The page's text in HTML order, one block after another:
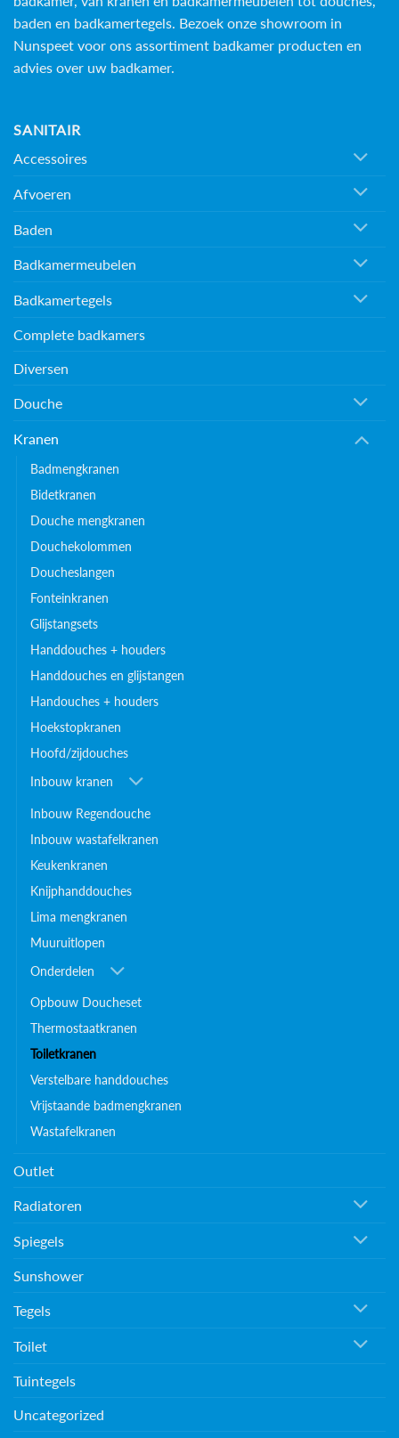
baden en badkamertegels. Bezoek onze showroom in
Nunspeet voor ons assortiment badkamer producten en
advies over uw badkamer.
SANITAIR
Accessoires
Afvoeren
Baden
Badkamermeubelen
Badkamertegels
Complete badkamers
Diversen
Douche
Kranen
Badmengkranen
Bidetkranen
Douche mengkranen
Douchekolommen
Doucheslangen
Fonteinkranen
Glijstangsets
Handdouches + houders
Handdouches en glijstangen
Handouches + houders
Hoekstopkranen
Hoofd/zijdouches
Inbouw kranen
Inbouw Regendouche
Inbouw wastafelkranen
Keukenkranen
Knijphanddouches
Lima mengkranen
Muuruitlopen
Onderdelen
Opbouw Doucheset
Thermostaatkranen
Toiletkranen
Verstelbare handdouches
Vrijstaande badmengkranen
Wastafelkranen
Outlet
Radiatoren
Spiegels
Sunshower
Tegels
Toilet
Tuintegels
Uncategorized